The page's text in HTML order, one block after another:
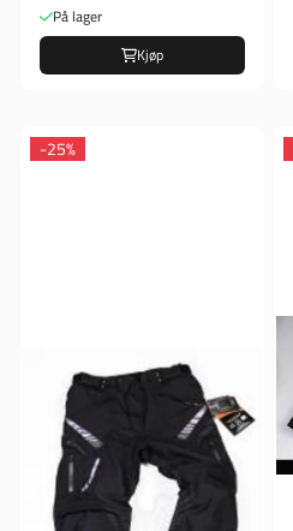
På lager
Kjøp
-25%